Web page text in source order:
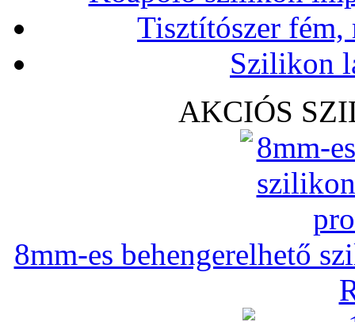
Tisztítószer
Szilikon
AKCIÓS
8mm-es behengerelhető